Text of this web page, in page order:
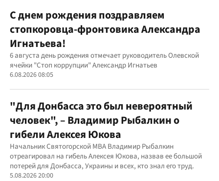
С днем рождения поздравляем
стопкоровца-фронтовика Александра
Игнатьева!
6 августа день рождения отмечает руководитель Олевской
ячейки "Стоп коррупции" Александр Игнатьев
6.08.2026 08:05
"Для Донбасса это был невероятный
человек", – Владимир Рыбалкин о
гибели Алексея Юкова
Начальник Святогорской МВА Владимир Рыбалкин
отреагировал на гибель Алексея Юкова, назвав ее большой
потерей для Донбасса, Украины и всех, кто знал его труд.
5.08.2026 20:00